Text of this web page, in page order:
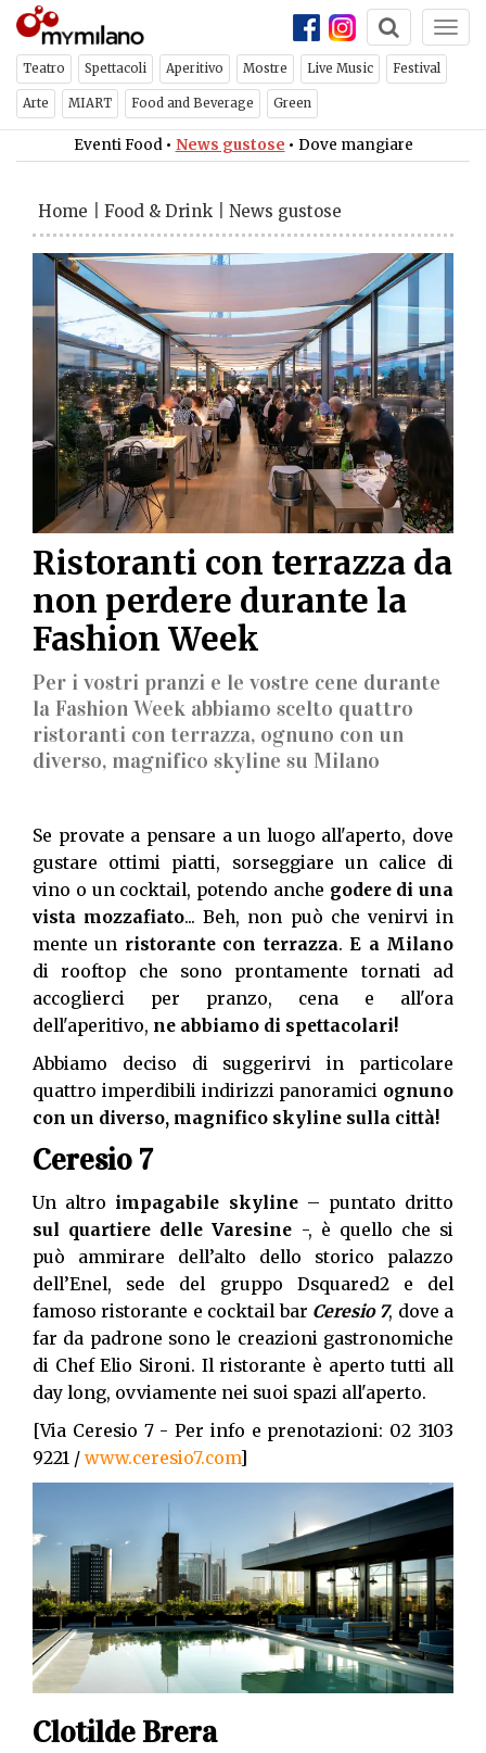
Teatro Spettacoli Aperitivo Mostre Live Music Festival
Arte MIART Food and Beverage Green
Eventi Food • News gustose • Dove mangiare
Home Food & Drink News gustose
Ristoranti con terrazza da
non perdere durante la
Fashion Week
Per i vostri pranzi e le vostre cene durante
la Fashion Week abbiamo scelto quattro
ristoranti con terrazza, ognuno con un
diverso, magnifico skyline su Milano
Se provate a pensare a un luogo all'aperto, dove
gustare ottimi piatti, sorseggiare un calice di
vino o un cocktail, potendo anche godere di una
vista mozzafiato... Beh, non può che venirvi in
mente un ristorante con terrazza. E a Milano
di rooftop che sono prontamente tornati ad
accoglierci per pranzo, cena e all'ora
dell'aperitivo, ne abbiamo di spettacolari!
Abbiamo deciso di suggerirvi in particolare
quattro imperdibili indirizzi panoramici ognuno
con un diverso, magnifico skyline sulla città!
Ceresio 7
Un altro impagabile skyline– puntato dritto
sul quartiere delle Varesine -, è quello che si
può ammirare dell’alto dello storico palazzo
dell’Enel, sede del gruppo Dsquared2 e del
famoso ristorante e cocktail bar Ceresio 7, dove a
far da padrone sono le creazioni gastronomiche
di Chef Elio Sironi. Il ristorante è aperto tutti all
day long, ovviamente nei suoi spazi all'aperto.
[Via Ceresio 7 - Per info e prenotazioni: 02 3103
9221 / www.ceresio7.com]
Clotilde Brera